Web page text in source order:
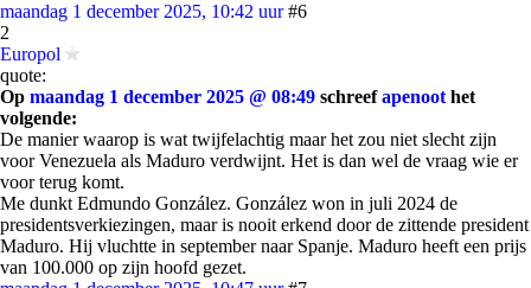
maandag 1 december 2025, 10:42 uur #6
2
Europol
quote:
Op maandag 1 december 2025 @ 08:49 schreefapenoot het
volgende:
De manier waarop is wat twijfelachtig maar het zou niet slecht zijn
voor Venezuela als Maduro verdwijnt. Het is dan wel de vraag wie er
voor terug komt.
Me dunkt Edmundo González. González won in juli 2024 de
presidentsverkiezingen, maar is nooit erkend door de zittende president
Maduro. Hij vluchtte in september naar Spanje. Maduro heeft een prijs
van 100.000 op zijn hoofd gezet.